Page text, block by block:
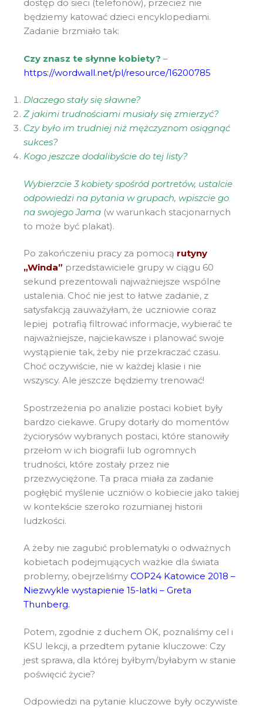
dostęp do sieci (telefonów), przecież nie
będziemy katować dzieci encyklopediami.
Zadanie brzmiało tak:
Czy znasz te słynne kobiety? –
https://wordwall.net/pl/resource/16200785
Dlaczego stały się sławne?
Z jakimi trudnościami musiały się zmierzyć?
Czy było im trudniej niż mężczyznom osiągnąć
sukces?
Kogo jeszcze dodalibyście do tej listy?
Wybierzcie 3 kobiety spośród portretów, ustalcie
odpowiedzi na pytania w grupach, wpiszcie go
na swojego Jama (w warunkach stacjonarnych
to może być plakat).
Po zakończeniu pracy za pomocą rutyny
„Winda” przedstawiciele grupy w ciągu 60
sekund prezentowali najważniejsze wspólne
ustalenia. Choć nie jest to łatwe zadanie, z
satysfakcją zauważyłam, że uczniowie coraz
lepiej potrafią filtrować informacje, wybierać te
najważniejsze, najciekawsze i planować swoje
wystąpienie tak, żeby nie przekraczać czasu.
Choć oczywiście, nie w każdej klasie i nie
wszyscy. Ale jeszcze będziemy trenować!
Spostrzeżenia po analizie postaci kobiet były
bardzo ciekawe. Grupy dotarły do momentów
życiorysów wybranych postaci, które stanowiły
przełom w ich biografii lub ogromnych
trudności, które zostały przez nie
przezwyciężone. Ta praca miała za zadanie
pogłębić myślenie uczniów o kobiecie jako takiej
w kontekście szeroko rozumianej historii
ludzkości.
A żeby nie zagubić problematyki o odważnych
kobietach podejmujących ważkie dla świata
problemy, obejrzeliśmy COP24 Katowice 2018 –
Niezwykle wystapienie 15-latki – Greta
Thunberg.
Potem, zgodnie z duchem OK, poznaliśmy cel i
KSU lekcji, a przedtem pytanie kluczowe: Czy
jest sprawa, dla której byłbym/byłabym w stanie
poświęcić życie?
Odpowiedzi na pytanie kluczowe były oczywiste